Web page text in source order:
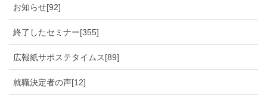
お知らせ[92]
終了したセミナー[355]
広報紙サポステタイムス[89]
就職決定者の声[12]